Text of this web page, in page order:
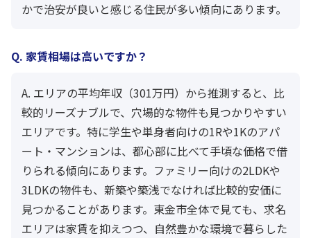
かで治安が良いと感じる住民が多い傾向にあります。
Q. 家賃相場は高いですか？
A. エリアの平均年収（301万円）から推測すると、比
較的リーズナブルで、穴場的な物件も見つかりやすい
エリアです。特に学生や単身者向けの1Rや1Kのアパ
ート・マンションは、都心部に比べて手頃な価格で借
りられる傾向にあります。ファミリー向けの2LDKや
3LDKの物件も、新築や築浅でなければ比較的安価に
見つかることがあります。東金市全体で見ても、求名
エリアは家賃を抑えつつ、自然豊かな環境で暮らした